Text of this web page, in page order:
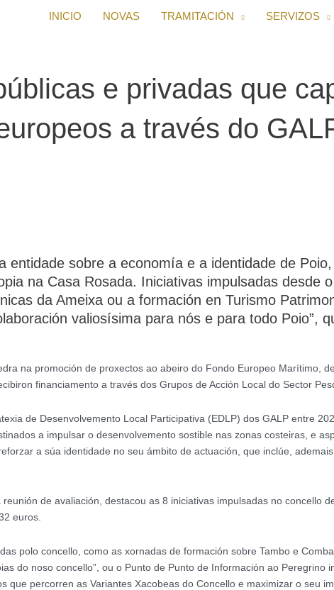
INICIO NOVAS TRAMITACIÓN SERVIZOS
e privadas que
a través do
entidade sobre a economía e a identidade de
na Casa Rosada. Iniciativas impulsadas desde
da Ameixa ou a formación en Turismo
valiosísima para nós e para todo Poio”,
na promoción de proxectos ao abeiro do Fondo Europeo Marítimo,
financiamento a través dos Grupos de Acción Local do Sector
de Desenvolvemento Local Participativa (EDLP) dos GALP entre
a impulsar o desenvolvemento sostible nas zonas costeiras, e
a súa identidade no seu ámbito de actuación, que inclúe, ademais
de avaliación, destacou as 8 iniciativas impulsadas no concello
euros.
polo concello, como as xornadas de formación sobre Tambo e
do noso concello”, ou o Punto de Punto de Información ao Peregrino
percorren as Variantes Xacobeas do Concello e maximizar o seu